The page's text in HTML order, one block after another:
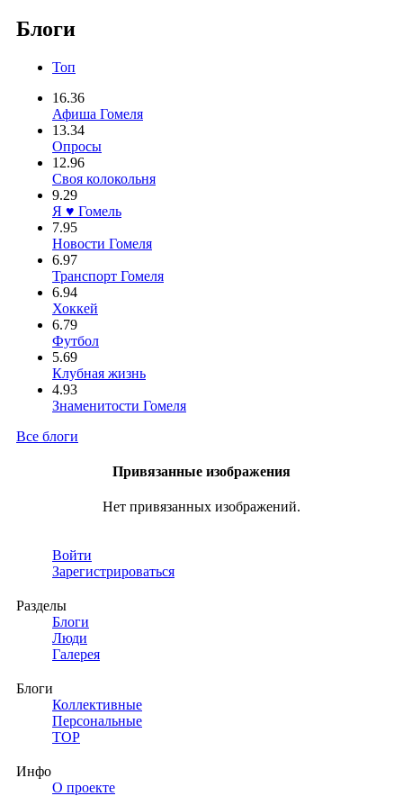
Блоги
Топ
16.36
Афиша Гомеля
13.34
Опросы
12.96
Своя колокольня
9.29
Я ♥ Гомель
7.95
Новости Гомеля
6.97
Транспорт Гомеля
6.94
Хоккей
6.79
Футбол
5.69
Клубная жизнь
4.93
Знаменитости Гомеля
Все блоги
Привязанные изображения
Нет привязанных изображений.
Войти
Зарегистрироваться
Разделы
Блоги
Люди
Галерея
Блоги
Коллективные
Персональные
TOP
Инфо
О проекте